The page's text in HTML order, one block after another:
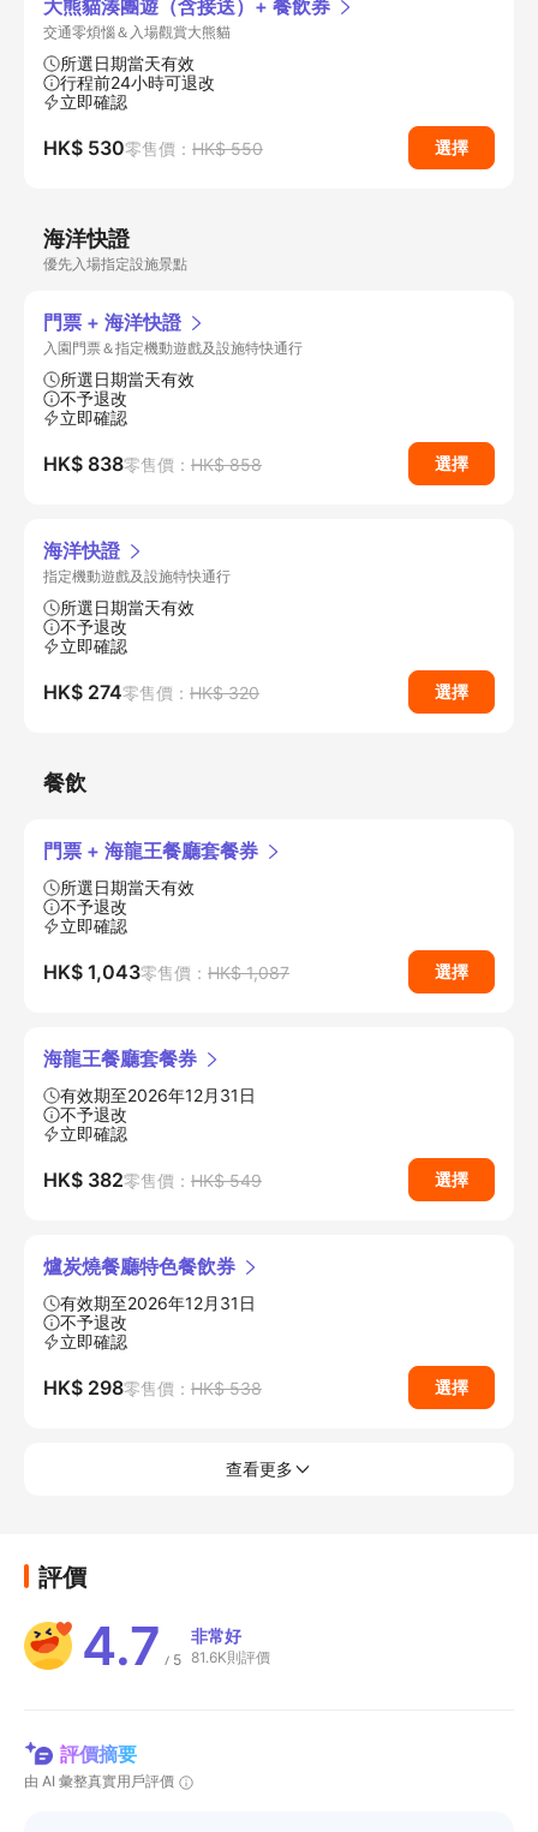
大熊貓湊團遊（含接送）+ 餐飲券
交通零煩惱＆入場觀賞大熊貓
所選日期當天有效
行程前24小時可退改
立即確認
零售價： HK$ 550
HK$ 530 選擇
海洋快證
優先入場指定設施景點
門票 + 海洋快證
入園門票＆指定機動遊戲及設施特快通行
所選日期當天有效
不予退改
立即確認
零售價： HK$ 858
HK$ 838 選擇
海洋快證
指定機動遊戲及設施特快通行
所選日期當天有效
不予退改
立即確認
零售價： HK$ 320
HK$ 274 選擇
餐飲
門票 + 海龍王餐廳套餐券
所選日期當天有效
不予退改
立即確認
零售價： HK$ 1,087
HK$ 1,043 選擇
海龍王餐廳套餐券
有效期至2026年12月31日
不予退改
立即確認
零售價： HK$ 549
HK$ 382 選擇
爐炭燒餐廳特色餐飲券
有效期至2026年12月31日
不予退改
立即確認
零售價： HK$ 538
HK$ 298 選擇
查看更多
評價
4.7 / 5
非常好
81.6K則評價
評價摘要
由 AI 彙整真實用戶評價